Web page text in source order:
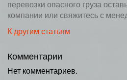
перевозки опасного груза
компании или свяжитесь с
К другим статьям
Комментарии
Нет комментариев.